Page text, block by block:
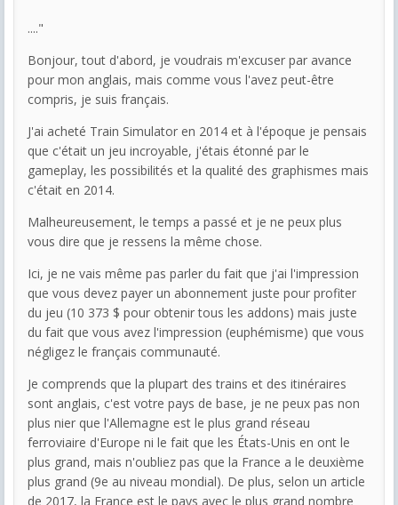
...."
Bonjour, tout d'abord, je voudrais m'excuser par avance
pour mon anglais, mais comme vous l'avez peut-être
compris, je suis français.
J'ai acheté Train Simulator en 2014 et à l'époque je pensais
que c'était un jeu incroyable, j'étais étonné par le
gameplay, les possibilités et la qualité des graphismes mais
c'était en 2014.
Malheureusement, le temps a passé et je ne peux plus
vous dire que je ressens la même chose.
Ici, je ne vais même pas parler du fait que j'ai l'impression
que vous devez payer un abonnement juste pour profiter
du jeu (10 373 $ pour obtenir tous les addons) mais juste
du fait que vous avez l'impression (euphémisme) que vous
négligez le français communauté.
Je comprends que la plupart des trains et des itinéraires
sont anglais, c'est votre pays de base, je ne peux pas non
plus nier que l'Allemagne est le plus grand réseau
ferroviaire d'Europe ni le fait que les États-Unis en ont le
plus grand, mais n'oubliez pas que la France a le deuxième
plus grand (9e au niveau mondial). De plus, selon un article
de 2017, la France est le pays avec le plus grand nombre